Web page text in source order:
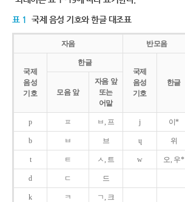
표 1 국제 음성 기호와 한글 대조표
자음 반모음
국제
음성
기호
한글
국제
음성
기호
한글
모음 앞
자음 앞
또는
어말
p ㅍ ㅂ, 프 j 이*
b ㅂ 브 ɥ 위
t ㅌ ㅅ, 트 w 오, 우*
d ㄷ 드
k ㅋ ㄱ, 크